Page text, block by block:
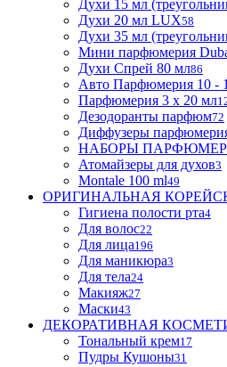
Духи 15 мл
Духи 20 мл LUX58
Духи 35 мл
Мини парфюмерия
Духи Спрей 80 мл86
Авто Парфюмерия 10 -
Парфюмерия 3 х 20 мл
Дезодоранты парфюм72
Диффузеры
НАБОРЫ
Атомайзеры для духов3
Montale 100 ml49
ОРИГИНАЛЬНАЯ
Гигиена полости рта4
Для волос22
Для лица196
Для маникюра3
Для тела24
Макияж27
Маски43
ДЕКОРАТИВНАЯ
Тональный крем17
Пудры Кушоны31